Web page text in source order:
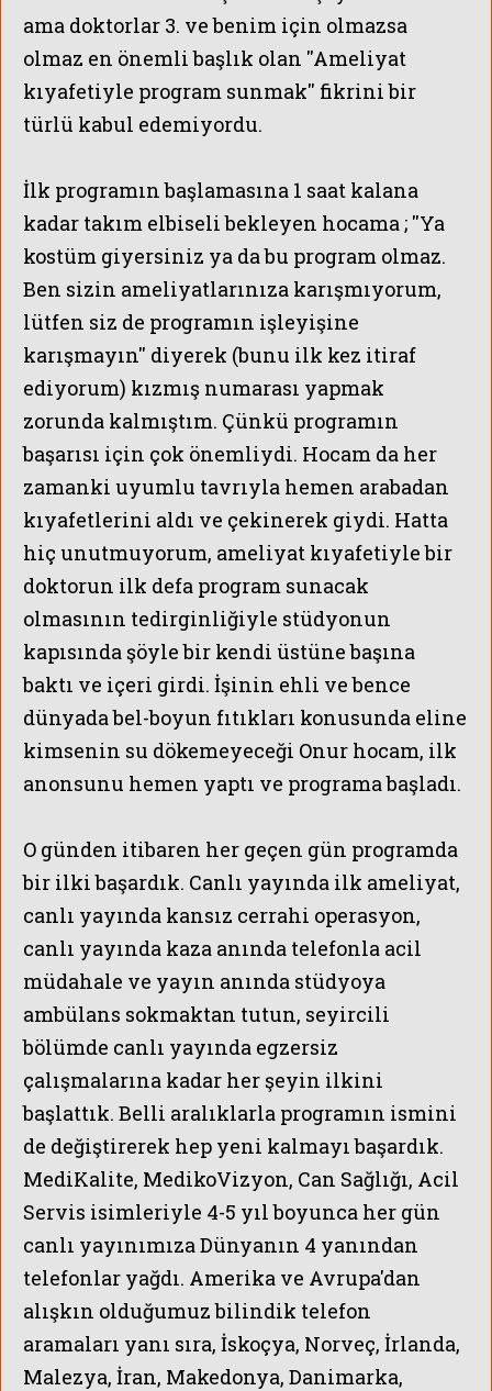
YENİ
ama doktorlar 3. ve benim için olmazsa
olmaz en önemli başlık olan ''Ameliyat
kıyafetiyle program sunmak'' fikrini bir
türlü kabul edemiyordu.
İlk programın başlamasına 1 saat kalana
kadar takım elbiseli bekleyen hocama ; ''Ya
kostüm giyersiniz ya da bu program olmaz.
Ben sizin ameliyatlarınıza karışmıyorum,
lütfen siz de programın işleyişine
karışmayın'' diyerek (bunu ilk kez itiraf
ediyorum) kızmış numarası yapmak
zorunda kalmıştım. Çünkü programın
başarısı için çok önemliydi. Hocam da her
zamanki uyumlu tavrıyla hemen arabadan
kıyafetlerini aldı ve çekinerek giydi. Hatta
hiç unutmuyorum, ameliyat kıyafetiyle bir
doktorun ilk defa program sunacak
olmasının tedirginliğiyle stüdyonun
kapısında şöyle bir kendi üstüne başına
baktı ve içeri girdi. İşinin ehli ve bence
dünyada bel-boyun fıtıkları konusunda eline
kimsenin su dökemeyeceği Onur hocam, ilk
anonsunu hemen yaptı ve programa başladı.
O günden itibaren her geçen gün programda
bir ilki başardık. Canlı yayında ilk ameliyat,
canlı yayında kansız cerrahi operasyon,
canlı yayında kaza anında telefonla acil
müdahale ve yayın anında stüdyoya
ambülans sokmaktan tutun, seyircili
bölümde canlı yayında egzersiz
çalışmalarına kadar her şeyin ilkini
başlattık. Belli aralıklarla programın ismini
de değiştirerek hep yeni kalmayı başardık.
MediKalite, MedikoVizyon, Can Sağlığı, Acil
Servis isimleriyle 4-5 yıl boyunca her gün
canlı yayınımıza Dünyanın 4 yanından
telefonlar yağdı. Amerika ve Avrupa'dan
alışkın olduğumuz bilindik telefon
aramaları yanı sıra, İskoçya, Norveç, İrlanda,
Malezya, İran, Makedonya, Danimarka,